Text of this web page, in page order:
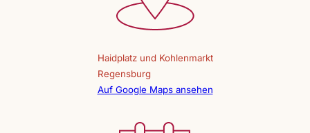
Haidplatz und Kohlenmarkt
Regensburg
Auf Google Maps ansehen